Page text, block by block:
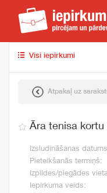
Visi iepirkumi
Atpakaļ uz
Āra tenisa
Izsludināšanas
Pieteikšanās termiņš:
Izpildes/piegādes
Iepirkuma veids: